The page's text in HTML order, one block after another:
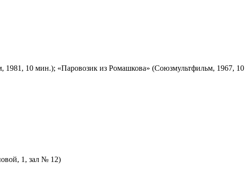
10 мин.); «Паровозик из Ромашкова» (Союзмультфильм, 1967, 10
1, зал № 12)